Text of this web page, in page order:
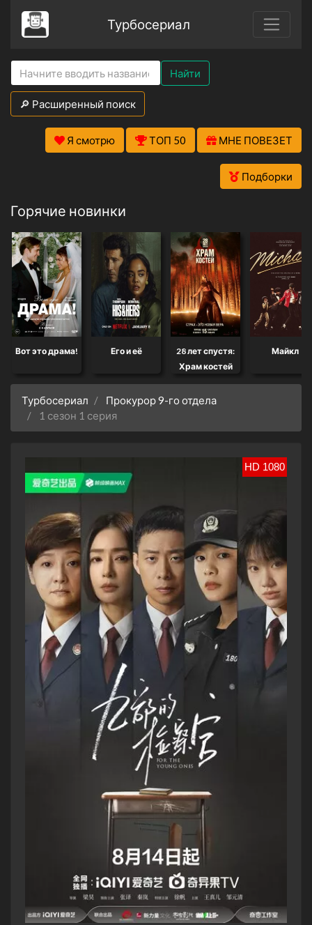
Турбосериал
Найти
🔎 Расширенный поиск
Я смотрю ТОП 50 МНЕ ПОВЕЗЕТ
Подборки
Горячие новинки
Вот это драма! Его и её
28 лет спустя:
Храм костей
Майкл
Турбосериал
Прокурор 9-го отдела
1 сезон 1 серия
HD 1080